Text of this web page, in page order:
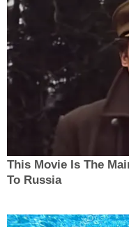
This Movie Is The
To Russia